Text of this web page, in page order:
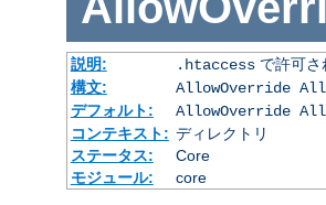
説明: .htaccessで許可さ
構文:
AllowOverride
デフォルト:
AllowOverride All
コンテキスト: ディレクトリ
ステータス:
Core
モジュール:
core